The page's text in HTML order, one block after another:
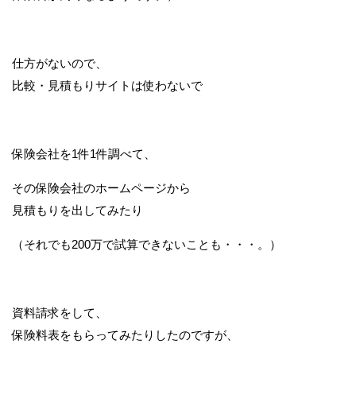
仕方がないので、
比較・見積もりサイトは使わないで
保険会社を1件1件調べて、
その保険会社のホームページから
見積もりを出してみたり
（それでも200万で試算できないことも・・・。）
資料請求をして、
保険料表をもらってみたりしたのですが、